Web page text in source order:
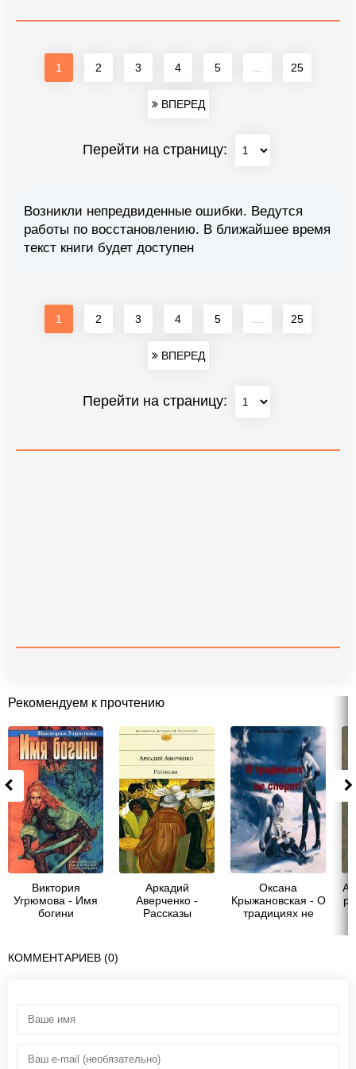
1 2 3 4 5 25
ВПЕРЕД
Перейти на страницу:
Возникли непредвиденные ошибки. Ведутся
работы по восстановлению. В ближайшее время
текст книги будет доступен
1 2 3 4 5 25
ВПЕРЕД
Перейти на страницу:
Рекомендуем к прочтению
Виктория
Угрюмова - Имя
богини
Аркадий
Аверченко -
Рассказы
Оксана
Крыжановская - О
традициях не
КОММЕНТАРИЕВ (0)